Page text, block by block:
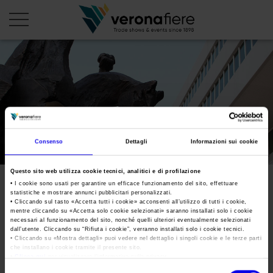
Consenso Dettagli Informazioni sui cookie
Questo sito web utilizza cookie tecnici, analitici e di profilazione
• I cookie sono usati per garantire un efficace funzionamento del sito, effettuare
statistiche e mostrare annunci pubblicitari personalizzati.
• Cliccando sul tasto «Accetta tutti i cookie» acconsenti all’utilizzo di tutti i cookie,
mentre cliccando su «Accetta solo cookie selezionati» saranno installati solo i cookie
necessari al funzionamento del sito, nonché quelli ulteriori eventualmente selezionati
dall’utente. Cliccando su “ Rifiuta i cookie”, verranno installati solo i cookie tecnici.
• Cliccando su «Mostra dettagli» puoi vedere nel dettaglio i singoli cookie e le terze parti
che installano i cookie tramite il presente sito.
it
PROFILO AZIENDALE
Statuto
Consiglio di Amministrazione
Collegio Sindacale
Struttura organizzativa
Gruppo Veronafiere
Parità di genere
Tweet